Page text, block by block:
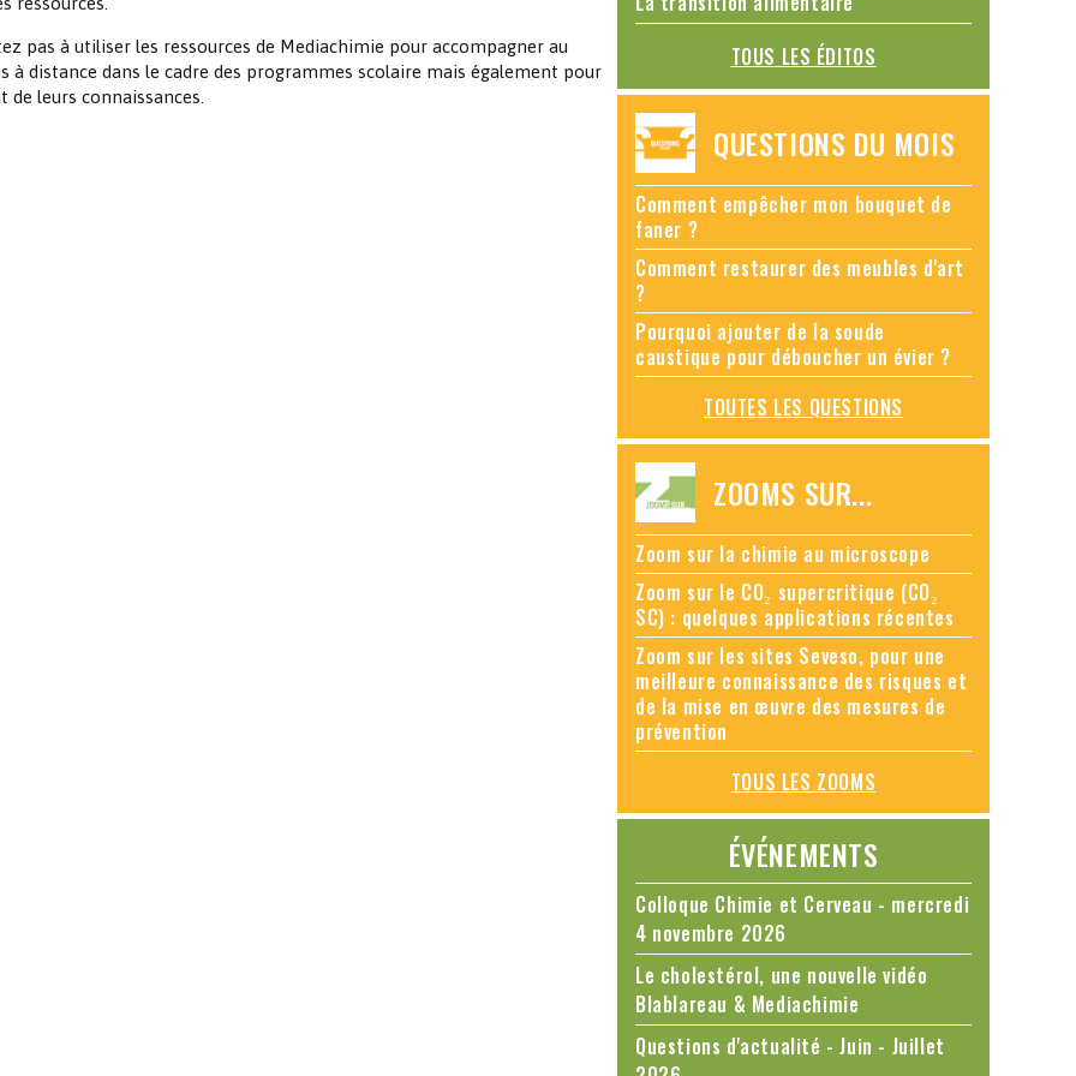
pas à utiliser les ressources de Mediachimie pour accompagner au
à distance dans le cadre des programmes scolaire mais également pour
de leurs connaissances.
TOUS LES ÉDITOS
QUESTIONS DU MOIS
Comment empêcher mon bouquet de
faner ?
Comment restaurer des meubles d'art
?
Pourquoi ajouter de la soude
caustique pour déboucher un évier ?
TOUTES LES QUESTIONS
ZOOMS SUR...
Zoom sur la chimie au microscope
Zoom sur le CO₂ supercritique (CO₂
SC) : quelques applications récentes
Zoom sur les sites Seveso, pour une
meilleure connaissance des risques et
de la mise en œuvre des mesures de
prévention
TOUS LES ZOOMS
ÉVÉNEMENTS
Colloque Chimie et Cerveau - mercredi
4 novembre 2026
Le cholestérol, une nouvelle vidéo
Blablareau & Mediachimie
Questions d'actualité - Juin - Juillet
Réactions en un clin d’oeil